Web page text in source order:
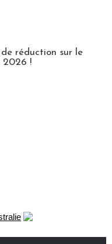
réduction sur le
2026 !